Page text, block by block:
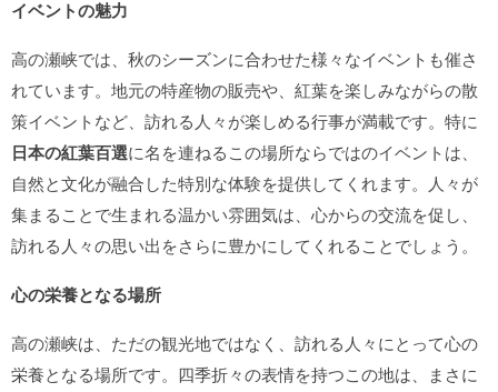
イベントの魅力
高の瀬峡では、秋のシーズンに合わせた様々なイベントも催さ
れています。地元の特産物の販売や、紅葉を楽しみながらの散
策イベントなど、訪れる人々が楽しめる行事が満載です。特に
日本の紅葉百選に名を連ねるこの場所ならではのイベントは、
自然と文化が融合した特別な体験を提供してくれます。人々が
集まることで生まれる温かい雰囲気は、心からの交流を促し、
訪れる人々の思い出をさらに豊かにしてくれることでしょう。
心の栄養となる場所
高の瀬峡は、ただの観光地ではなく、訪れる人々にとって心の
栄養となる場所です。四季折々の表情を持つこの地は、まさに